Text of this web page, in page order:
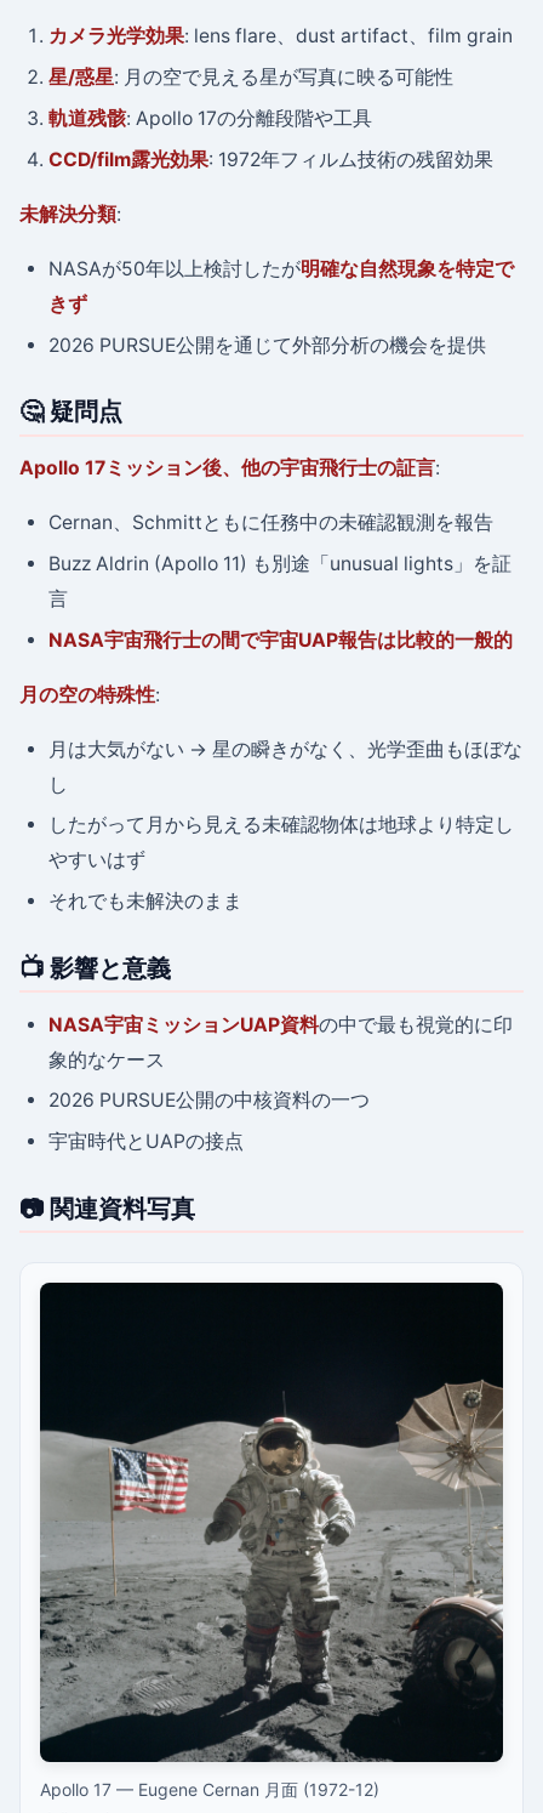
カメラ光学効果: lens flare、dust artifact、film grain
星/惑星: 月の空で見える星が写真に映る可能性
軌道残骸: Apollo 17の分離段階や工具
CCD/film露光効果: 1972年フィルム技術の残留効果
未解決分類:
NASAが50年以上検討したが明確な自然現象を特定で
きず
2026 PURSUE公開を通じて外部分析の機会を提供
🤔 疑問点
Apollo 17ミッション後、他の宇宙飛行士の証言:
Cernan、Schmittともに任務中の未確認観測を報告
Buzz Aldrin (Apollo 11) も別途「unusual lights」を証
言
NASA宇宙飛行士の間で宇宙UAP報告は比較的一般的
月の空の特殊性:
月は大気がない → 星の瞬きがなく、光学歪曲もほぼな
し
したがって月から見える未確認物体は地球より特定し
やすいはず
それでも未解決のまま
📺 影響と意義
NASA宇宙ミッションUAP資料の中で最も視覚的に印
象的なケース
2026 PURSUE公開の中核資料の一つ
宇宙時代とUAPの接点
📷 関連資料写真
Apollo 17 — Eugene Cernan 月面 (1972-12)